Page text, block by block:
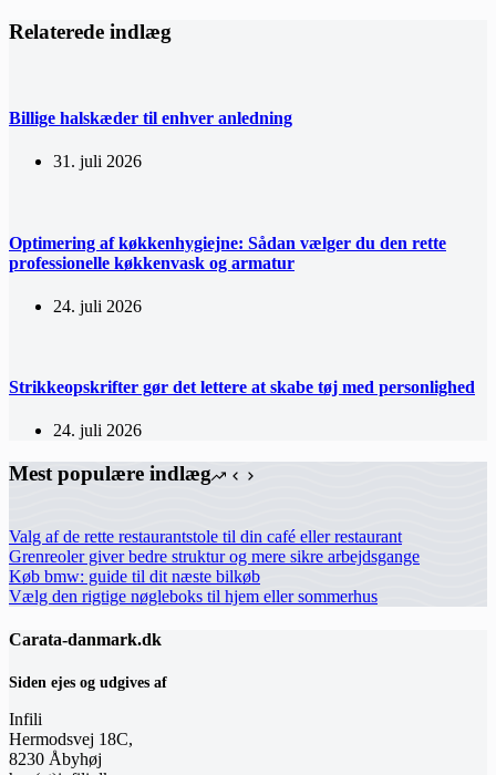
Relaterede indlæg
Billige halskæder til enhver anledning
31. juli 2026
Optimering af køkkenhygiejne: Sådan vælger du den rette
professionelle køkkenvask og armatur
24. juli 2026
Strikkeopskrifter gør det lettere at skabe tøj med personlighed
24. juli 2026
Mest populære indlæg
Valg af de rette restaurantstole til din café eller restaurant
Grenreoler giver bedre struktur og mere sikre arbejdsgange
Køb bmw: guide til dit næste bilkøb
Vælg den rigtige nøgleboks til hjem eller sommerhus
Carata-danmark.dk
Siden ejes og udgives af
Infili
Hermodsvej 18C,
8230 Åbyhøj